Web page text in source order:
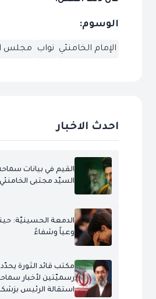
الوسوم:
الإمام الخامنئي نواب مجلس
احدث الاخبار
القيم في بيانات سماحة
السيّد مجتبى
الدمعة الحسينيّة:
وعياً وشفاءً
مكتب قائد الثورة
رسميّتين لأخبار
استقالة الرئيس